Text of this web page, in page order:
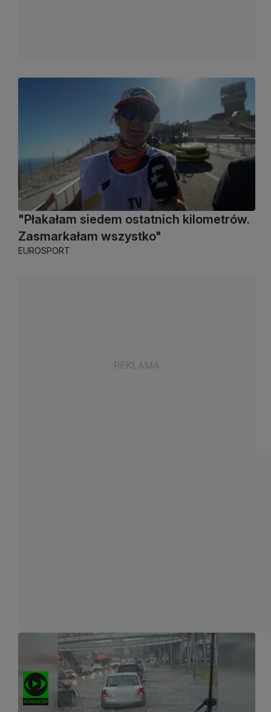
"Płakałam siedem ostatnich kilometrów.
Zasmarkałam wszystko"
EUROSPORT